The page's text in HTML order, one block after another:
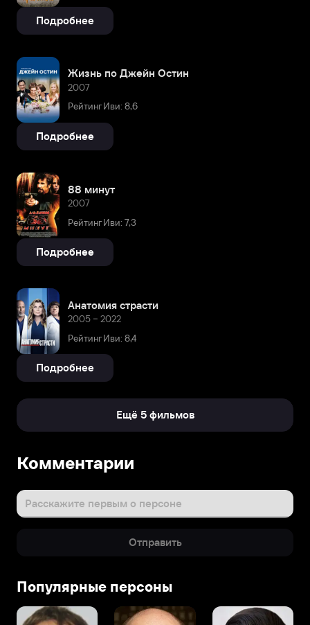
Подробнее
Жизнь по Джейн Остин
2007
Рейтинг Иви: 8,6
Подробнее
88 минут
2007
Рейтинг Иви: 7,3
Подробнее
Анатомия страсти
2005 – 2022
Рейтинг Иви: 8,4
Подробнее
Ещё 5 фильмов
Комментарии
Расскажите первым о персоне
Отправить
Популярные персоны